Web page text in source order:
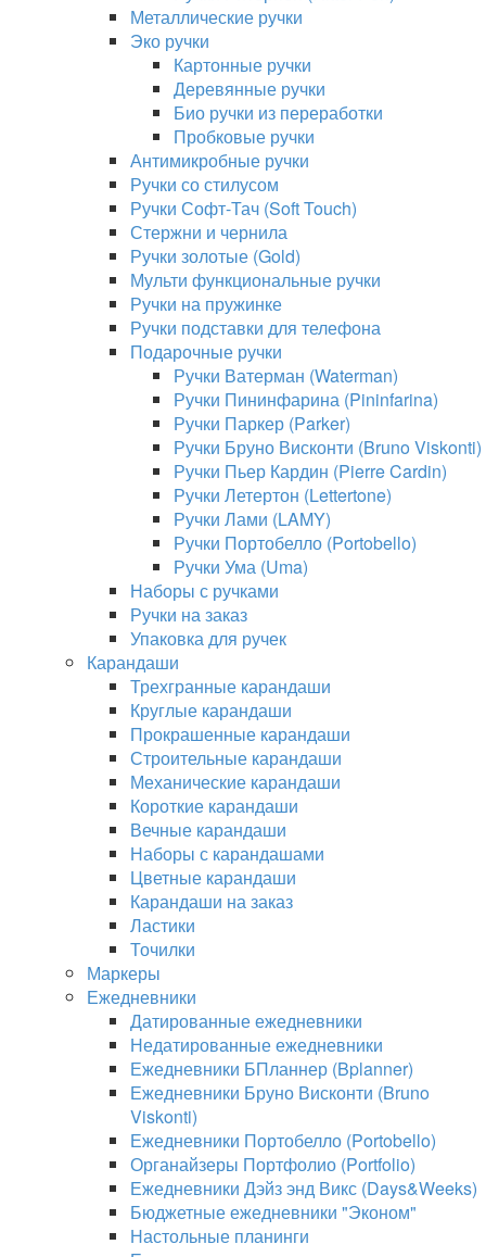
Металлические ручки
Эко ручки
Картонные ручки
Деревянные ручки
Био ручки из переработки
Пробковые ручки
Антимикробные ручки
Ручки со стилусом
Ручки Софт-Тач (Soft Touch)
Стержни и чернила
Ручки золотые (Gold)
Мульти функциональные ручки
Ручки на пружинке
Ручки подставки для телефона
Подарочные ручки
Ручки Ватерман (Waterman)
Ручки Пининфарина (Pininfarina)
Ручки Паркер (Parker)
Ручки Бруно Висконти (Bruno Viskonti)
Ручки Пьер Кардин (Pierre Cardin)
Ручки Летертон (Lettertone)
Ручки Лами (LAMY)
Ручки Портобелло (Portobello)
Ручки Ума (Uma)
Наборы с ручками
Ручки на заказ
Упаковка для ручек
Карандаши
Трехгранные карандаши
Круглые карандаши
Прокрашенные карандаши
Строительные карандаши
Механические карандаши
Короткие карандаши
Вечные карандаши
Наборы с карандашами
Цветные карандаши
Карандаши на заказ
Ластики
Точилки
Маркеры
Ежедневники
Датированные ежедневники
Недатированные ежедневники
Ежедневники БПланнер (Bplanner)
Ежедневники Бруно Висконти (Bruno
Viskonti)
Ежедневники Портобелло (Portobello)
Органайзеры Портфолио (Portfolio)
Ежедневники Дэйз энд Викс (Days&Weeks)
Бюджетные ежедневники "Эконом"
Настольные планинги